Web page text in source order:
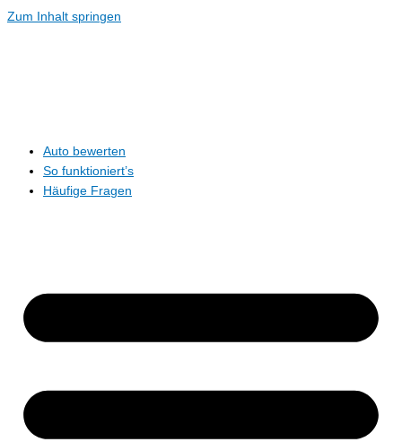
Zum Inhalt springen
Auto bewerten
So funktioniert’s
Häufige Fragen